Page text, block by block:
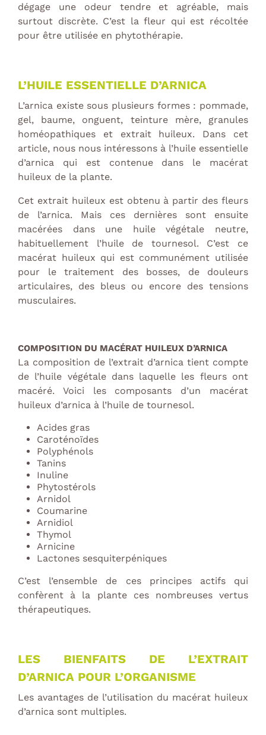
dégage une odeur tendre et agréable, mais
surtout discrète. C’est la fleur qui est récoltée
pour être utilisée en phytothérapie.
L’HUILE ESSENTIELLE D’ARNICA
L’arnica existe sous plusieurs formes : pommade,
gel, baume, onguent, teinture mère, granules
homéopathiques et extrait huileux. Dans cet
article, nous nous intéressons à l’huile essentielle
d’arnica qui est contenue dans le macérat
huileux de la plante.
Cet extrait huileux est obtenu à partir des fleurs
de l’arnica. Mais ces dernières sont ensuite
macérées dans une huile végétale neutre,
habituellement l’huile de tournesol. C’est ce
macérat huileux qui est communément utilisée
pour le traitement des bosses, de douleurs
articulaires, des bleus ou encore des tensions
musculaires.
COMPOSITION DU MACÉRAT HUILEUX D’ARNICA
La composition de l’extrait d’arnica tient compte
de l’huile végétale dans laquelle les fleurs ont
macéré. Voici les composants d’un macérat
huileux d’arnica à l’huile de tournesol.
Acides gras
Caroténoïdes
Polyphénols
Tanins
Inuline
Phytostérols
Arnidol
Coumarine
Arnidiol
Thymol
Arnicine
Lactones sesquiterpéniques
C’est l’ensemble de ces principes actifs qui
confèrent à la plante ces nombreuses vertus
thérapeutiques.
LES BIENFAITS DE L’EXTRAIT
D’ARNICA POUR L’ORGANISME
Les avantages de l’utilisation du macérat huileux
d’arnica sont multiples.